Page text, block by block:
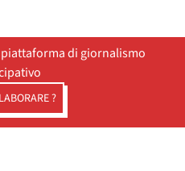
di giornalismo
?